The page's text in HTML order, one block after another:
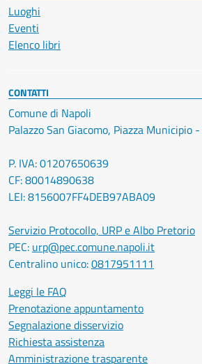
Luoghi
Eventi
Elenco libri
CONTATTI
Comune di Napoli
Palazzo San Giacomo, Piazza Municipio
P. IVA: 01207650639
CF: 80014890638
LEI: 8156007FF4DEB97ABA09
Servizio Protocollo, URP e Albo Pretorio
PEC: urp@pec.comune.napoli.it
Centralino unico:0817951111
Leggi le FAQ
Prenotazione appuntamento
Segnalazione disservizio
Richiesta assistenza
Amministrazione trasparente